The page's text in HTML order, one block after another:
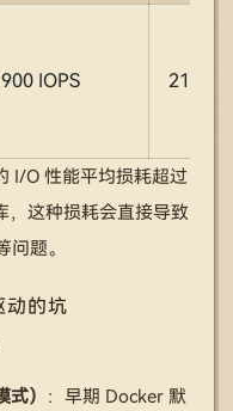
IOPS 21.7%
I/O 性能平均损耗超过
，这种损耗会直接导致
题。
动的坑
）
：早期 Docker 默